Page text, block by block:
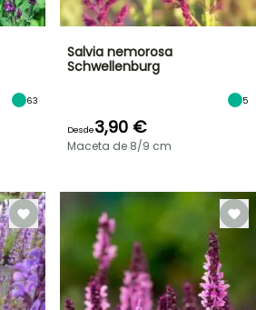
63
Salvia nemorosa
Schwellenburg
5
Desde3,90 €
Maceta de 8/9 cm